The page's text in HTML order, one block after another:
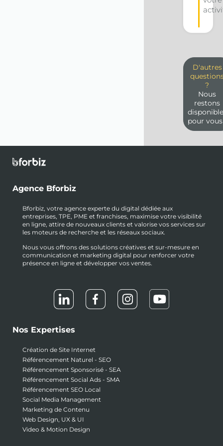
D'autres
?
Nous
restons
pour
Agence Bforbiz
Bforbiz, votre agence experte du digital dédiée aux
entreprises, TPE, PME et franchises, maximise votre visibilité
en ligne, attire de nouveaux clients et valorise vos services sur
les moteurs de recherche et les réseaux sociaux.
Nous vous offrons des solutions créatives et sur-mesure en
communication et marketing digital pour renforcer votre
présence en ligne et développer vos ventes.
Nos Expertises
Création de Site Internet
Référencement Naturel - SEO
Référencement Sponsorisé - SEA
Référencement Social Ads - SMA
Référencement SEO Local
Social Media Management
Marketing de Contenu
Web Design, UX & UI
Video & Motion Design